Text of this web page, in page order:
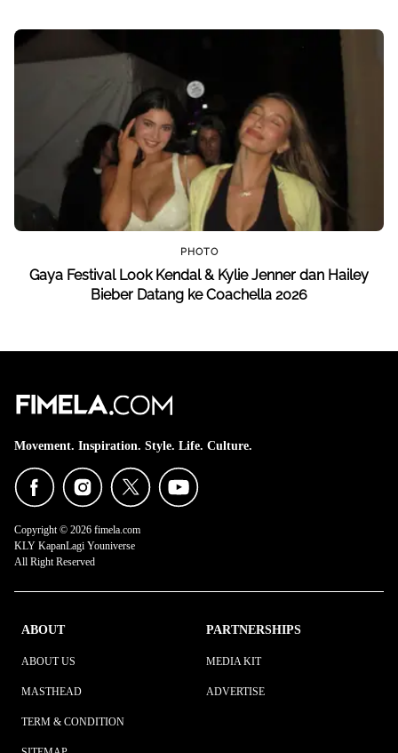
PHOTO
Gaya Festival Look Kendal & Kylie Jenner dan Hailey
Bieber Datang ke Coachella 2026
Movement. Inspiration. Style. Life. Culture.
Copyright © 2026 fimela.com
KLY KapanLagi Youniverse
All Right Reserved
ABOUT
ABOUT US
MASTHEAD
TERM & CONDITION
PARTNERSHIPS
MEDIA KIT
ADVERTISE